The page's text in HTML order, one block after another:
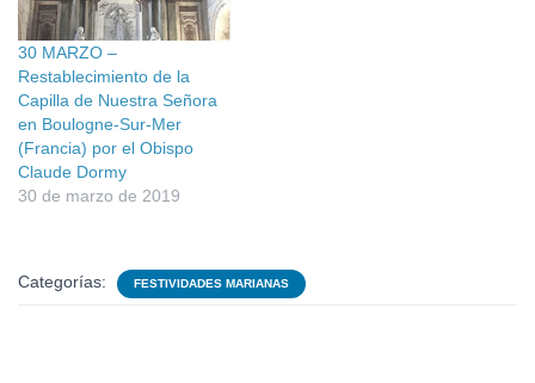
30 MARZO –
Restablecimiento de la
Capilla de Nuestra Señora
en Boulogne-Sur-Mer
(Francia) por el Obispo
Claude Dormy
30 de marzo de 2019
Categorías: FESTIVIDADES MARIANAS